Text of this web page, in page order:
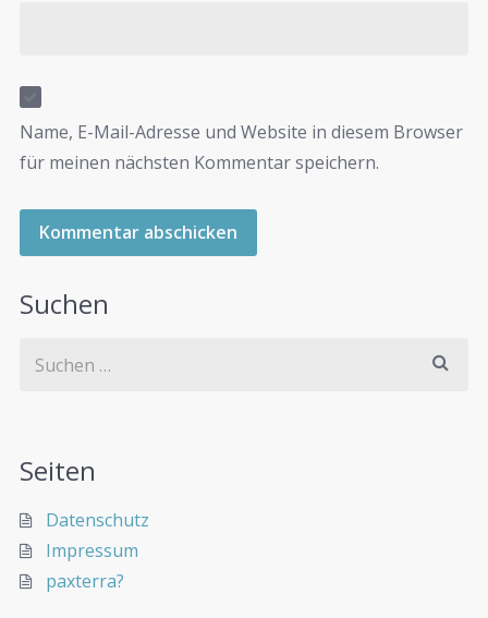
Name, E-Mail-Adresse und Website in diesem Browser
für meinen nächsten Kommentar speichern.
Suchen
Seiten
Datenschutz
Impressum
paxterra?